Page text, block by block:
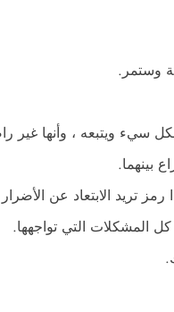
وستمر.
ويتبعه ، وأنها غير
بينهما.
تريد الابتعاد عن
المشكلات التي تواجهها.